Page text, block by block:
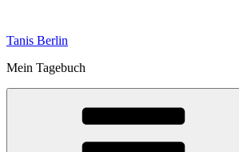
springen
Tanis Berlin
Mein Tagebuch